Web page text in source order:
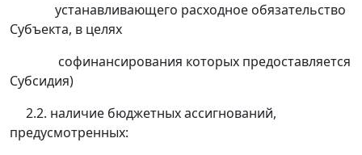
устанавливающего расходное обязательство
Субъекта, в целях
софинансирования которых предоставляется
Субсидия)
2.2. наличие бюджетных ассигнований,
предусмотренных: